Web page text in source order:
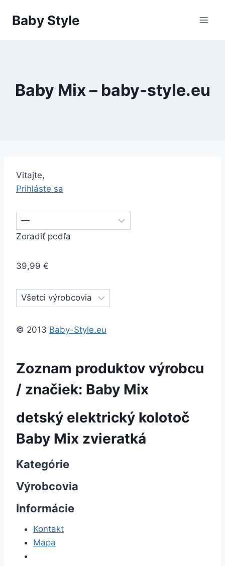
Baby Style
Baby Mix – baby-style.eu
Vitajte,
Prihláste sa
Zoradiť podľa
39,99 €
© 2013 Baby-Style.eu
Zoznam produktov výrobcu
/ značiek: Baby Mix
detský elektrický kolotoč
Baby Mix zvieratká
Kategórie
Výrobcovia
Informácie
Kontakt
Mapa